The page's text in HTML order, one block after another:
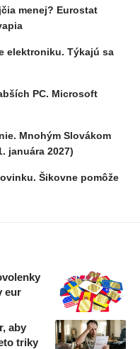
menej? Eurostat
elektroniku. Týkajú sa
PC. Microsoft
Mnohým Slovákom
januára 2027)
Šikovne pomôže
eur
aby
triky